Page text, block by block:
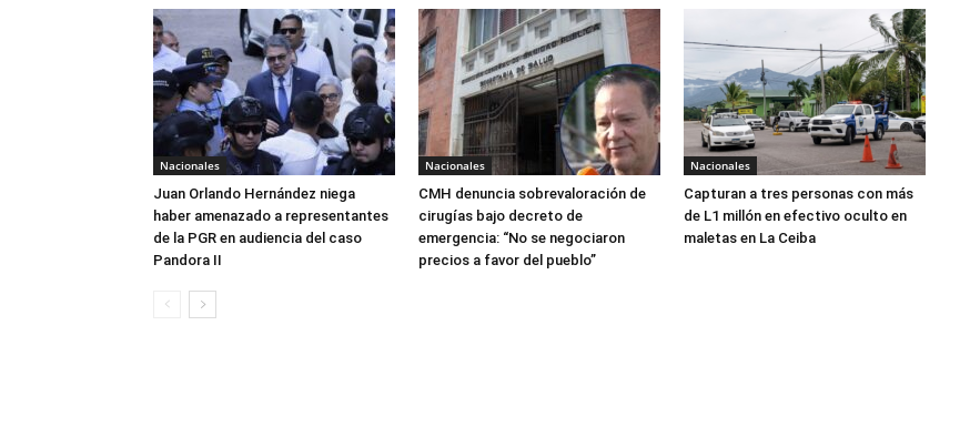
Nacionales
Juan Orlando Hernández niega
haber amenazado a representantes
de la PGR en audiencia del caso
Pandora II
Nacionales
CMH denuncia sobrevaloración de
cirugías bajo decreto de
emergencia: “No se negociaron
precios a favor del pueblo”
Nacionales
Capturan a tres personas con más
de L1 millón en efectivo oculto en
maletas en La Ceiba